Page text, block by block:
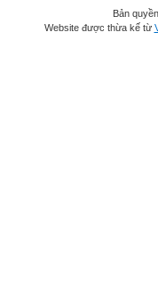
Bản
Website được thừa kế từ